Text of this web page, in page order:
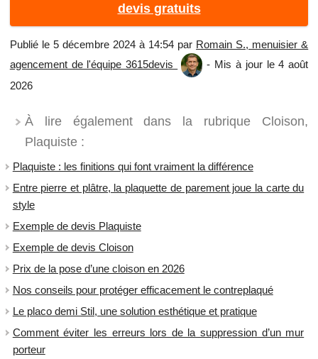
devis gratuits
Publié le 5 décembre 2024 à 14:54 par Romain S., menuisier &
agencement de l'équipe 3615devis
- Mis à jour le 4 août
2026
À lire également dans la rubrique Cloison,
Plaquiste :
Plaquiste : les finitions qui font vraiment la différence
Entre pierre et plâtre, la plaquette de parement joue la carte du
style
Exemple de devis Plaquiste
Exemple de devis Cloison
Prix de la pose d’une cloison en 2026
Nos conseils pour protéger efficacement le contreplaqué
Le placo demi Stil, une solution esthétique et pratique
Comment éviter les erreurs lors de la suppression d’un mur
porteur